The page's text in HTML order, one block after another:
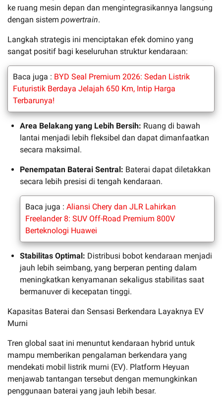
ke ruang mesin depan dan mengintegrasikannya langsung
dengan sistem powertrain.
Langkah strategis ini menciptakan efek domino yang
sangat positif bagi keseluruhan struktur kendaraan:
Baca juga : BYD Seal Premium 2026: Sedan Listrik
Futuristik Berdaya Jelajah 650 Km, Intip Harga
Terbarunya!
Area Belakang yang Lebih Bersih: Ruang di bawah
lantai menjadi lebih fleksibel dan dapat dimanfaatkan
secara maksimal.
Penempatan Baterai Sentral: Baterai dapat diletakkan
secara lebih presisi di tengah kendaraan.
Baca juga : Aliansi Chery dan JLR Lahirkan
Freelander 8: SUV Off-Road Premium 800V
Berteknologi Huawei
Stabilitas Optimal: Distribusi bobot kendaraan menjadi
jauh lebih seimbang, yang berperan penting dalam
meningkatkan kenyamanan sekaligus stabilitas saat
bermanuver di kecepatan tinggi.
Kapasitas Baterai dan Sensasi Berkendara Layaknya EV
Murni
Tren global saat ini menuntut kendaraan hybrid untuk
mampu memberikan pengalaman berkendara yang
mendekati mobil listrik murni (EV). Platform Heyuan
menjawab tantangan tersebut dengan memungkinkan
penggunaan baterai yang jauh lebih besar.